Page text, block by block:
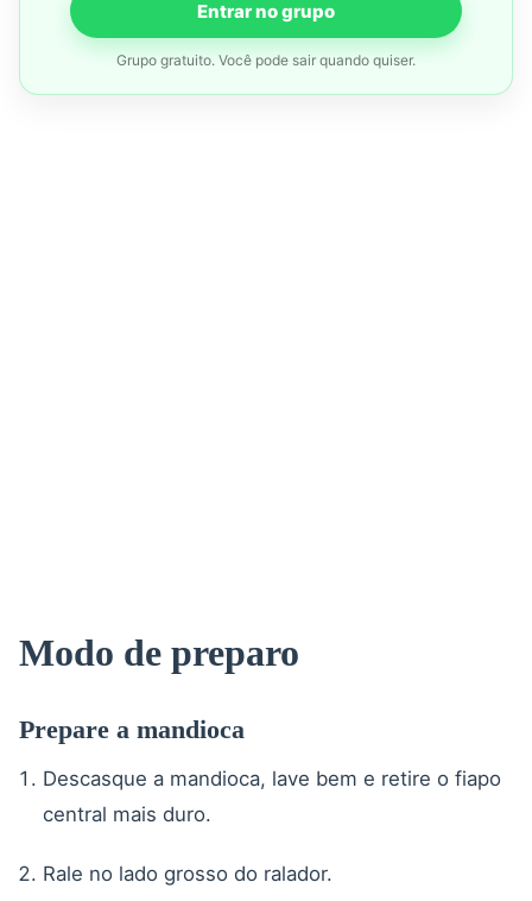
Entrar no grupo
Grupo gratuito. Você pode sair quando quiser.
Modo de preparo
Prepare a mandioca
Descasque a mandioca, lave bem e retire o fiapo
central mais duro.
Rale no lado grosso do ralador.